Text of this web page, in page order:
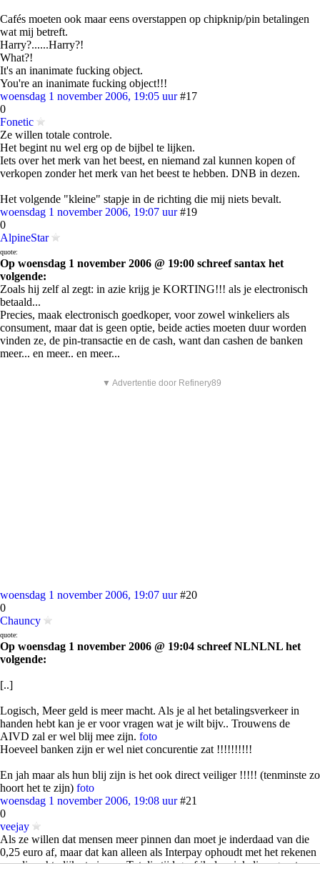
Cafés moeten ook maar eens overstappen op chipknip/pin betalingen
wat mij betreft.
Harry?......Harry?!
What?!
It's an inanimate fucking object.
You're an inanimate fucking object!!!
woensdag 1 november 2006, 19:05 uur #17
0
Fonetic
Ze willen totale controle.
Het begint nu wel erg op de bijbel te lijken.
Iets over het merk van het beest, en niemand zal kunnen kopen of
verkopen zonder het merk van het beest te hebben. DNB in dezen.
Het volgende "kleine" stapje in de richting die mij niets bevalt.
woensdag 1 november 2006, 19:07 uur #19
0
AlpineStar
quote:
Op woensdag 1 november 2006 @ 19:00 schreef santax het
volgende:
Zoals hij zelf al zegt: in azie krijg je KORTING!!! als je electronisch
betaald...
Precies, maak electronisch goedkoper, voor zowel winkeliers als
consument, maar dat is geen optie, beide acties moeten duur worden
vinden ze, de pin-transactie en de cash, want dan cashen de banken
meer... en meer.. en meer...
▼ Advertentie door Refinery89
woensdag 1 november 2006, 19:07 uur #20
0
Chauncy
quote:
Op woensdag 1 november 2006 @ 19:04 schreef NLNLNL het
volgende:
[..]
Logisch, Meer geld is meer macht. Als je al het betalingsverkeer in
handen hebt kan je er voor vragen wat je wilt bijv.. Trouwens de
AIVD zal er wel blij mee zijn. foto
Hoeveel banken zijn er wel niet concurentie zat !!!!!!!!!!
En jah maar als hun blij zijn is het ook direct veiliger !!!!! (tenminste zo
hoort het te zijn) foto
woensdag 1 november 2006, 19:08 uur #21
0
veejay
Als ze willen dat mensen meer pinnen dan moet je inderdaad van die
0,25 euro af, maar dat kan alleen als Interpay ophoudt met het rekenen
van die achterlijke tarieven. Tot die tijd geef ik de winkeliers groot